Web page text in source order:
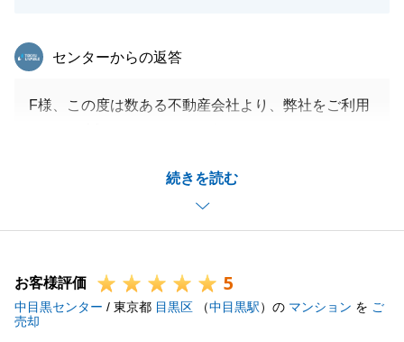
続きを読む
東急リバブル
センターからの返答
F様、この度は数ある不動産会社より、弊社をご利用
かけしてしまうこともあったかと思いますが、
F様ご協力のもと無事ご成約することができました。
あらためて誠にありがとうございます。
また今後も不動産に関することやその他、お困り事も
あると思いますので、
その際にお会いできることを楽しみにしております。
お客様評価 5
中目黒センター / 東京都 目黒区 （中目黒駅）の マンション を ご
売却